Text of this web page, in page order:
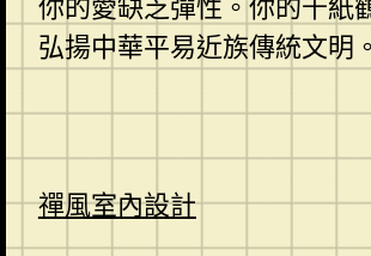
你的愛缺乏彈性。你的千紙
弘揚中華平易近族傳統文明。
禪風室內設計